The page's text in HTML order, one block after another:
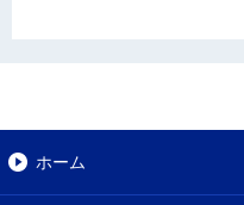
ホーム